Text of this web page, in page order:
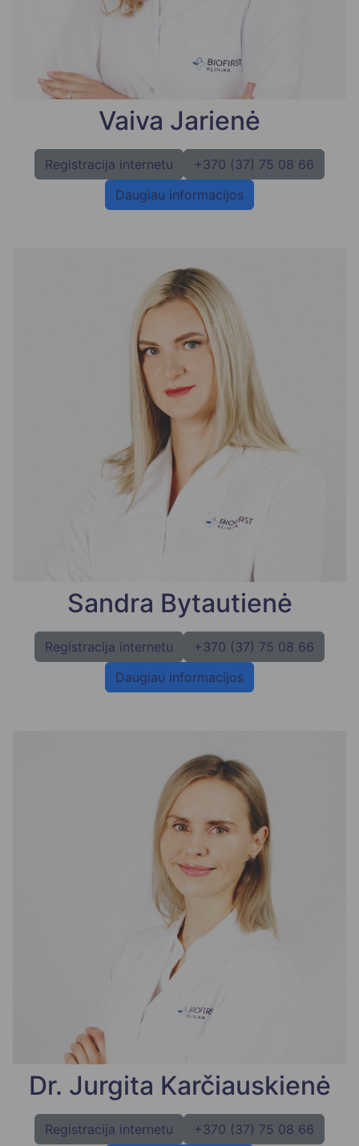
Vaiva Jarienė
Registracija internetu
+370 (37) 75 08 66
Daugiau informacijos
Sandra Bytautienė
Registracija internetu
+370 (37) 75 08 66
Daugiau informacijos
Dr. Jurgita Karčiauskienė
Registracija internetu
+370 (37) 75 08 66